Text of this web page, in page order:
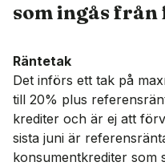
som ingås
Räntetak
Det införs ett tak på
till 20% plus
krediter och är ej att
sista juni är
konsumentkrediter som